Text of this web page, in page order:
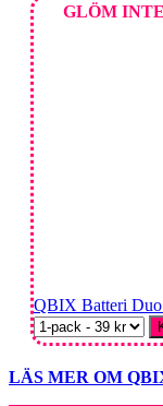
GLÖM
QBIX Batteri
LÄS MER OM